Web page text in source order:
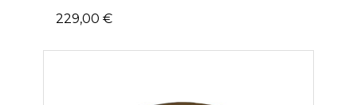
229,00 €